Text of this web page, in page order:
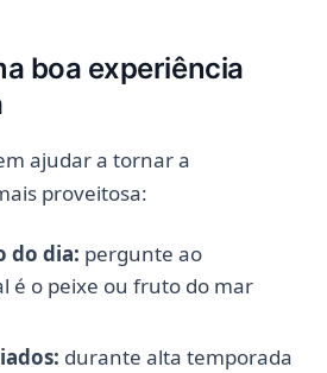
boa experiência
ajudar a tornar a
proveitosa:
do dia: pergunte ao
é o peixe ou fruto do mar
durante alta temporada